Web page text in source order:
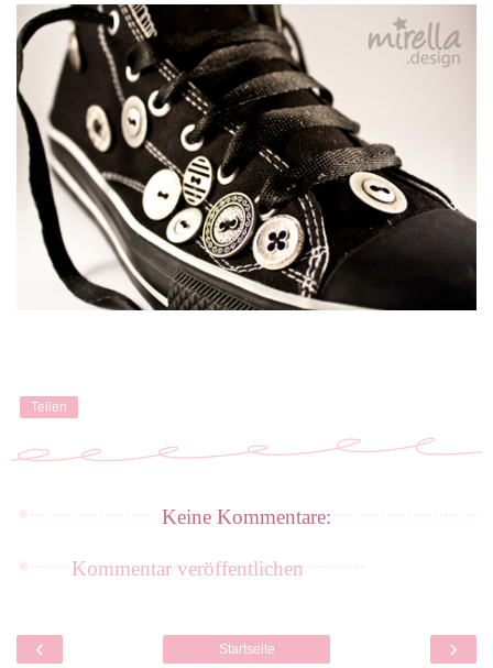
Teilen
Keine Kommentare:
Kommentar veröffentlichen
‹ ›
Startseite